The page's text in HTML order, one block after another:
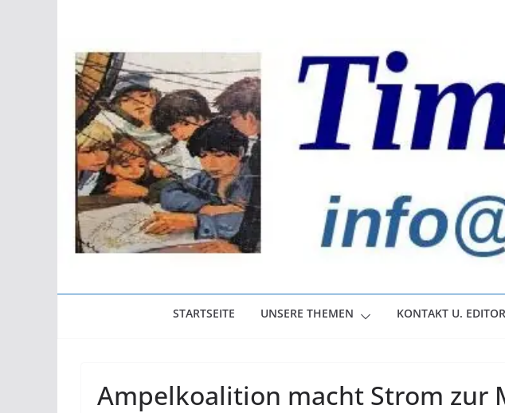
STARTSEITE UNSERE THEMEN KONTAKT U.
Ampelkoalition macht Strom zur